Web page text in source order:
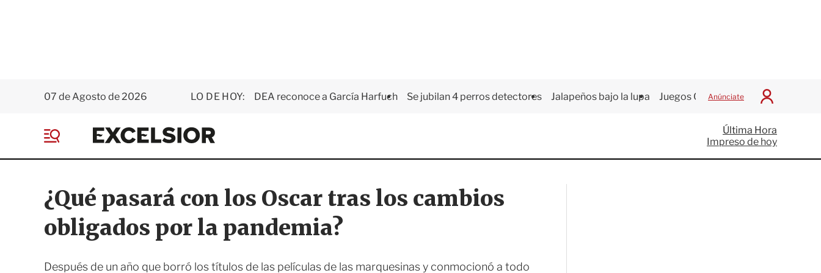
07 de Agosto de 2026 LO DE HOY: DEA reconoce a García Harfuch Se jubilan 4 perros detectores Jalapeños bajo la lupa Juegos Centroamericanos
Anúnciate
I
c
i
a
E
x
e
i
o
e
Última Hora
Impreso de hoy
¿Qué pasará con los Oscar tras los cambios
obligados por la pandemia?
Después de un año que borró los títulos de las películas de las marquesinas y conmocionó a todo